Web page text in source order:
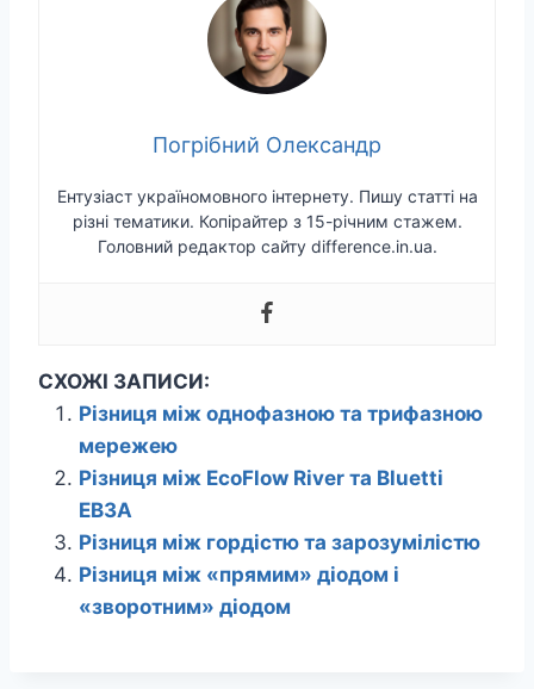
Погрібний Олександр
Ентузіаст україномовного інтернету. Пишу статті на
різні тематики. Копірайтер з 15-річним стажем.
Головний редактор сайту difference.in.ua.
СХОЖІ ЗАПИСИ:
Різниця між однофазною та трифазною
мережею
Різниця між EcoFlow River та Bluetti
EB3A
Різниця між гордістю та зарозумілістю
Різниця між «прямим» діодом і
«зворотним» діодом